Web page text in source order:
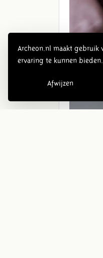
Archeon.nl maakt gebruik
ervaring te kunnen bieden.
Afwijzen